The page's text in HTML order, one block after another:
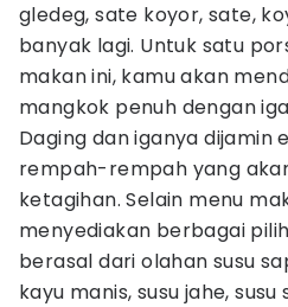
gledeg, sate koyor, sate,
banyak lagi. Untuk satu
makan ini, kamu akan
mangkok penuh dengan
Daging dan iganya dijamin
rempah-rempah yang
ketagihan. Selain menu
menyediakan berbagai
berasal dari olahan susu
kayu manis, susu jahe,